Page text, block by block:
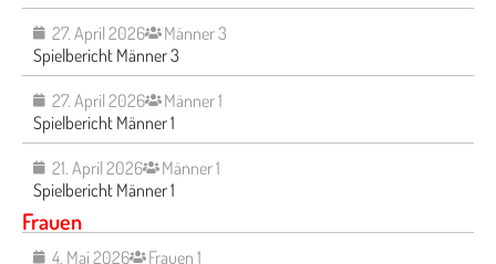
27. April 2026
Männer 3
Spielbericht Männer 3
27. April 2026
Männer 1
Spielbericht Männer 1
21. April 2026
Männer 1
Spielbericht Männer 1
Frauen
4. Mai 2026
Frauen 1